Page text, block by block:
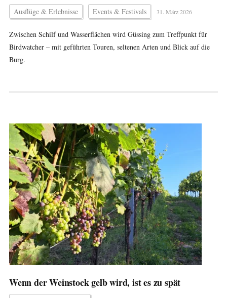
Ausflüge & Erlebnisse Events & Festivals 31. März 2026
Zwischen Schilf und Wasserflächen wird Güssing zum Treffpunkt für
Birdwatcher – mit geführten Touren, seltenen Arten und Blick auf die
Burg.
Wenn der Weinstock gelb wird, ist es zu spät